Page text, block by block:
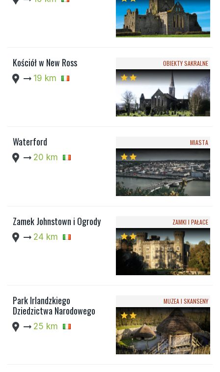
Kościół w New Ross
location_pin arrow_right_alt 19 km
OBIEKTY SAKRALNE
starstar
Waterford
location_pin arrow_right_alt 20 km
MIASTA
starstar
Zamek Johnstown i Ogrody
location_pin arrow_right_alt 24 km
ZAMKI I PAŁACE
starstar
Park Irlandzkiego
Dziedzictwa Narodowego
location_pin arrow_right_alt 25 km
MUZEA I SKANSENY
starstar